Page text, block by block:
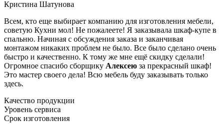
Кристина Шатунова
Всем, кто еще выбирает компанию для изготовления мебели,
советую Кухни мол! Не пожалеете! Я заказывала шкаф-купе в
спальню. Начиная с обсуждения заказа и заканчивая
монтажом никаких проблем не было. Все было сделано очень
быстро и качественно. К тому же мне ещё скидку сделали!
Огромное спасибо сборщику Алексею за прекрасный шкаф!
Это мастер своего дела! Всю мебель буду заказывать только
здесь.
Качество продукции
Уровень сервиса
Срок изготовления